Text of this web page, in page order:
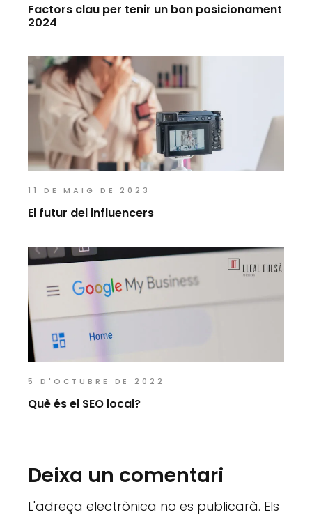
Factors clau per tenir un bon posicionament
2024
11 DE MAIG DE 2023
El futur del influencers
5 D'OCTUBRE DE 2022
Què és el SEO local?
Deixa un comentari
L'adreça electrònica no es publicarà. Els